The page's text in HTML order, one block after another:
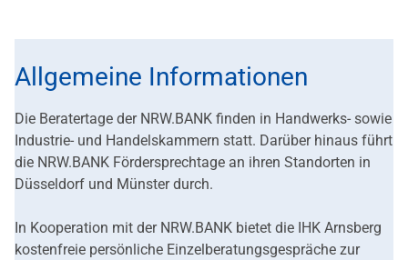
Allgemeine Informationen
Die Beratertage der NRW.BANK finden in Handwerks- sowie
Industrie- und Handelskammern statt. Darüber hinaus führt
die NRW.BANK Fördersprechtage an ihren Standorten in
Düsseldorf und Münster durch.
In Kooperation mit der NRW.BANK bietet die IHK Arnsberg
kostenfreie persönliche Einzelberatungsgespräche zur